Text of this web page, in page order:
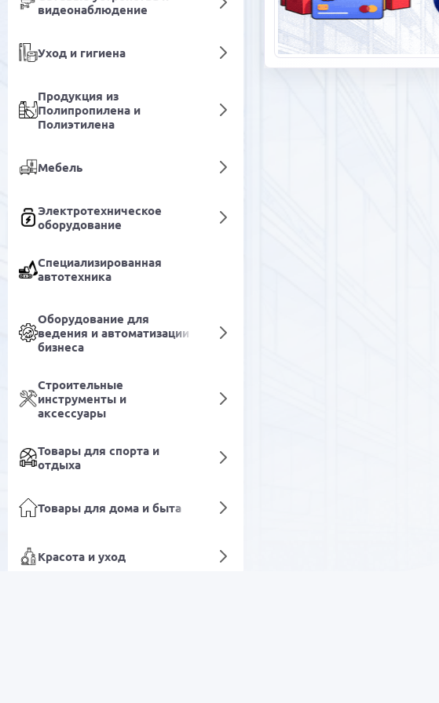
видеонаблюдение
Уход и гигиена
Продукция из
Полипропилена и
Полиэтилена
Мебель
Электротехническое
оборудование
Специализированная
автотехника
Оборудование для
ведения и автоматизации
бизнеса
Строительные
инструменты и
аксессуары
Товары для спорта и
отдыха
Товары для дома и быта
Красота и уход